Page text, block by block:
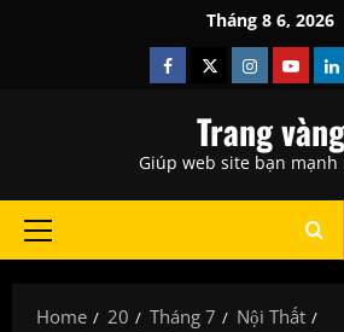
Tháng 8 6, 2026
Facebook
TwitterInstagram
Youtube
Trang vàng
Giúp web site bạn mạnh
Primary
Home 20 Tháng 7
Nội Thất